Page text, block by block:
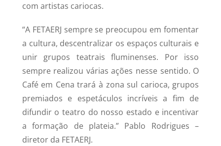
com artistas cariocas.
“A FETAERJ sempre se preocupou em fomentar
a cultura, descentralizar os espaços culturais e
unir grupos teatrais fluminenses. Por isso
sempre realizou várias ações nesse sentido. O
Café em Cena trará à zona sul carioca, grupos
premiados e espetáculos incríveis a fim de
difundir o teatro do nosso estado e incentivar
a formação de plateia.” Pablo Rodrigues –
diretor da FETAERJ.